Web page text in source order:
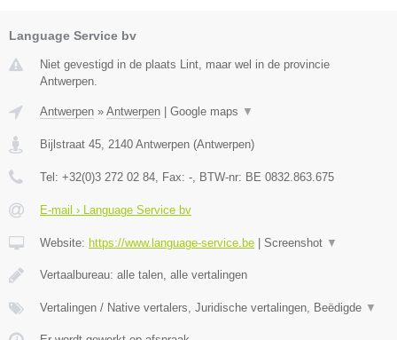
Language Service bv
Niet gevestigd in de plaats Lint, maar wel in de provincie
Antwerpen.
Antwerpen » Antwerpen Google maps ▼
Bijlstraat 45, 2140 Antwerpen (Antwerpen)
Tel: +32(0)3 272 02 84, Fax: -, BTW-nr: BE 0832.863.675
E-mail › Language Service bv
Website: https://www.language-service.be Screenshot ▼
Vertaalbureau: alle talen, alle vertalingen
Vertalingen / Native vertalers, Juridische vertalingen, Beëdigde ▼